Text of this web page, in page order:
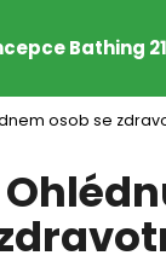
Bathing 21
osob se
najít?